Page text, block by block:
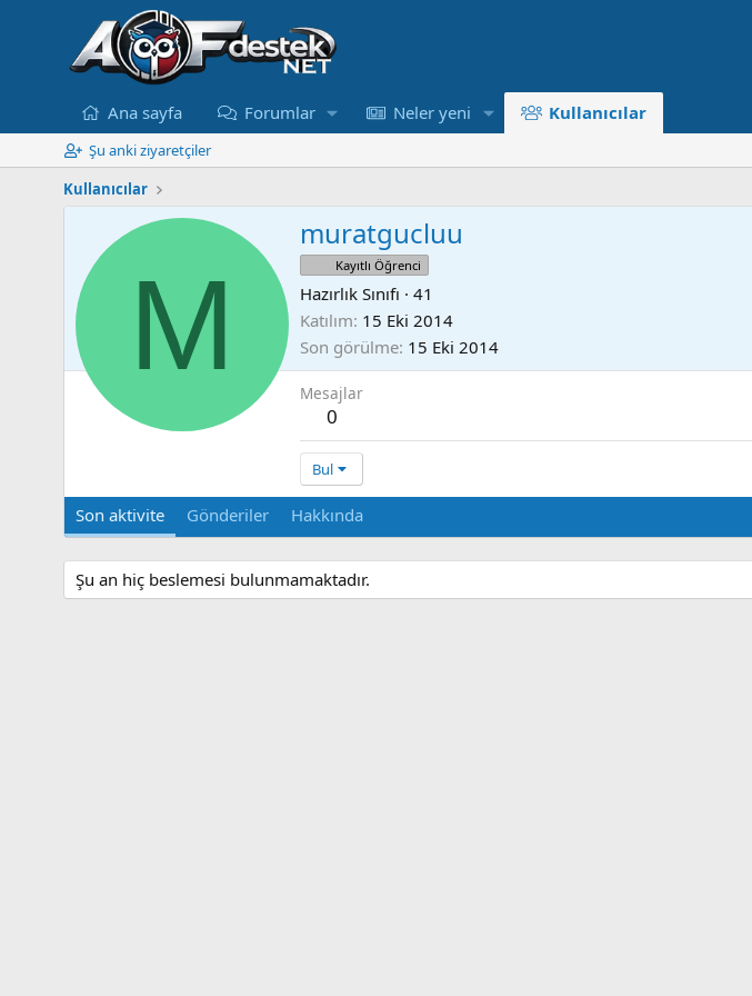
Ana sayfa Forumlar Neler yeni Kullanıcılar
Şu anki ziyaretçiler
Kullanıcılar
M
muratgucluu
Kayıtlı Öğrenci
Hazırlık Sınıfı · 41
Katılım 15 Eki 2014
Son görülme 15 Eki 2014
Mesajlar
0
Bul
Son aktivite Gönderiler Hakkında
Şu an hiç beslemesi bulunmamaktadır.